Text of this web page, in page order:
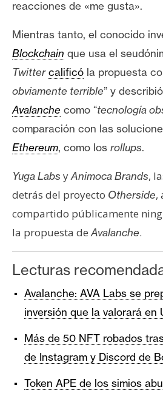
reacciones de «me gusta».
Mientras tanto, el conocido
Blockchain que usa el
Twitter calificó la propuesta
obviamente terrible” y
Avalanche como “tecnología
comparación con las
Ethereum, como los rollups.
Yuga Labs yAnimoca Brands,
detrás del proyecto Otherside,
compartido públicamente
la propuesta deAvalanche.
Lecturas
Avalanche: AVA Labs se
inversión que la valorará en
Más de 50 NFT robados
de Instagram y Discord de
Token APE de los simios